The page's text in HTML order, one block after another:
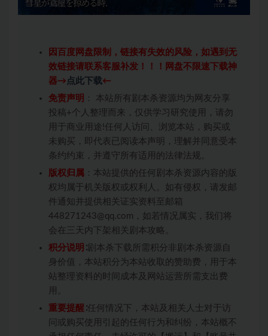
因百度网盘限制，链接有失效的风险，如遇到无
效链接请联系客服补发！！！网盘不限速下载神
器→ 点此下载←
免责声明 ： 本站所有剧本杀资源均为网友分享
投稿+个人整理而来，仅供学习研究使用，请勿
用于商业用途!任何人访问、浏览本站，购买或
未购买，即代表已阅读本声明，理解并同意受本
条约约束，并遵守所有适用的法律法规。
版权归属 ：本站提供的任何剧本杀资源内容的版
权均属于机关版权或权利人。如有侵权，请发邮
件通知并提供相关证实资料至邮箱
448271243@qq.com，如若情况属实，我们将
会在三天内下架相关剧本攻略。
积分说明 ∶剧本杀下载所需积分非剧本杀资源自
身价值，本站积分为本站收取的赞助费，用于本
站整理资料的时间成本及网站运营所需支出费
用。
重要提醒 ∶任何情况下，本站及相关人士对于访
问或购买使用引起的任何行为和纠纷，本站概不